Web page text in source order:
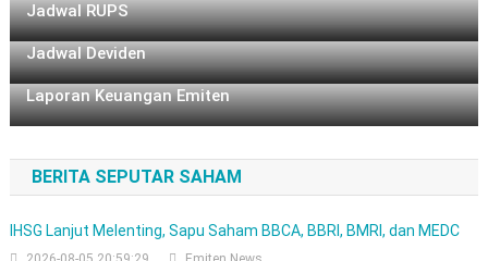
Jadwal RUPS
Jadwal Deviden
Laporan Keuangan Emiten
BERITA SEPUTAR SAHAM
IHSG Lanjut Melenting, Sapu Saham BBCA, BBRI, BMRI, dan MEDC